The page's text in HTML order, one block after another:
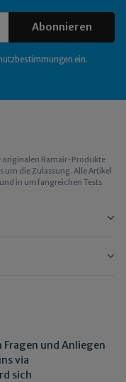
Abonnieren
ein.
Ramair-Produkte
die Zulassung. Alle Artikel
in umfangreichen Tests
und Anliegen
via
sich